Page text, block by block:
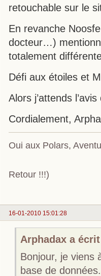
retouchable sur le
En revanche
docteur…)
totalement
Défi aux étoiles et
Alors j’attends
Cordialement,
Oui aux Polars,
Retour !!!)
16-01-2010 15:01:28
Arphadax a
Bonjour, je viens
base de données.